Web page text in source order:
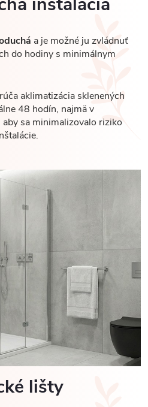
a je možné ju zvládnuť
do hodiny s minimálnym
aklimatizácia sklenených
48 hodín, najmä v
sa minimalizovalo riziko
lišty